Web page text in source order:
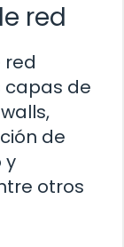
red
red
capas de
de
y
otros